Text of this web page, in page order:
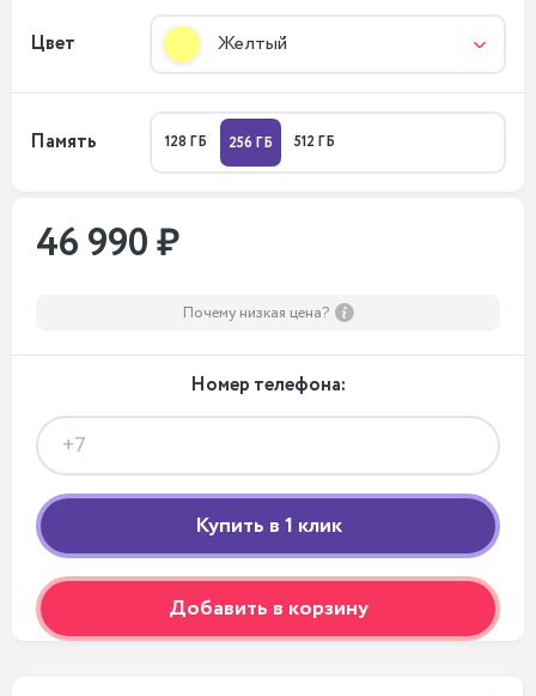
Цвет Желтый
Память 128 ГБ 256 ГБ 512 ГБ
46 990 ₽
Почему низкая цена?
Номер телефона:
Добавить в корзину